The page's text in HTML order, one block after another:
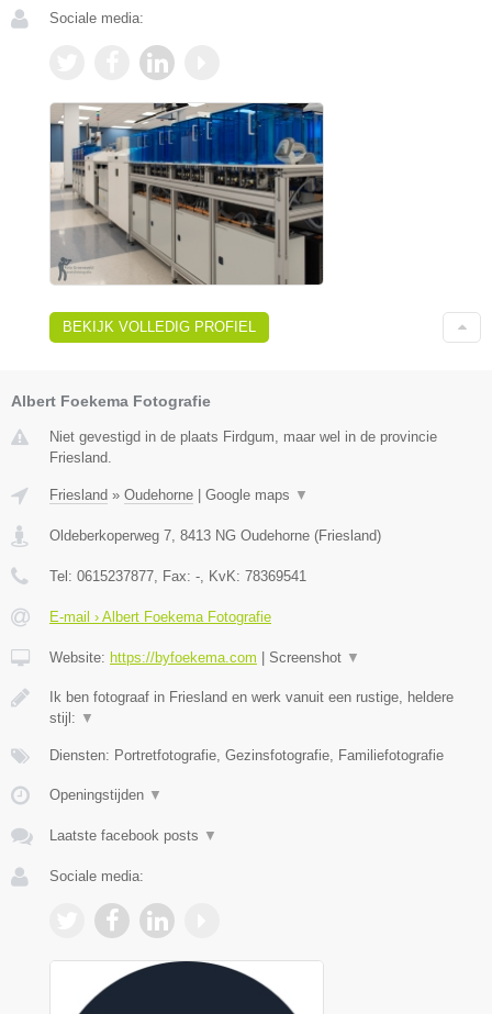
Sociale media:
BEKIJK VOLLEDIG PROFIEL
Albert Foekema Fotografie
Niet gevestigd in de plaats Firdgum, maar wel in de provincie
Friesland.
Friesland » Oudehorne | Google maps ▼
Oldeberkoperweg 7 8413 NG Oudehorne (Friesland)
Tel: 0615237877 , Fax: - , KvK: 78369541
E-mail › Albert Foekema Fotografie
Website: https://byfoekema.com | Screenshot ▼
Ik ben fotograaf in Friesland en werk vanuit een rustige, heldere
stijl: ▼
Diensten: Portretfotografie, Gezinsfotografie, Familiefotografie
Openingstijden ▼
Laatste facebook posts ▼
Sociale media: